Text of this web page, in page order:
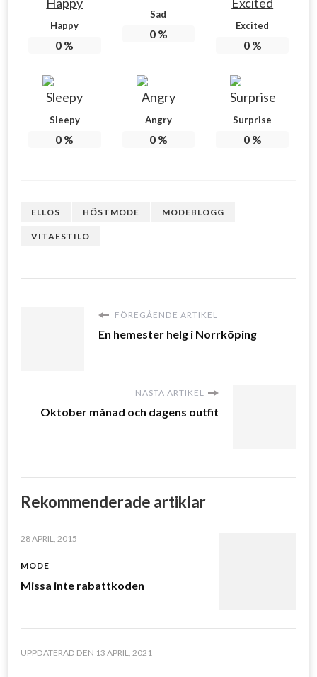
Happy
0 %
Sad
0%
Excited
0%
Sleepy
0 %
Angry
0%
Surprise
0%
ELLOS HÖSTMODE MODEBLOGG
VITAESTILO
FÖREGÅENDE ARTIKEL
En hemester helg i Norrköping
NÄSTA ARTIKEL
Oktober månad och dagens outfit
Rekommenderade artiklar
28 APRIL, 2015
MODE
Missa inte rabattkoden
UPPDATERAD DEN 13 APRIL, 2021